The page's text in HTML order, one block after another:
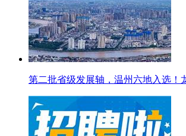
第二批省级发展轴，温州六地入选！